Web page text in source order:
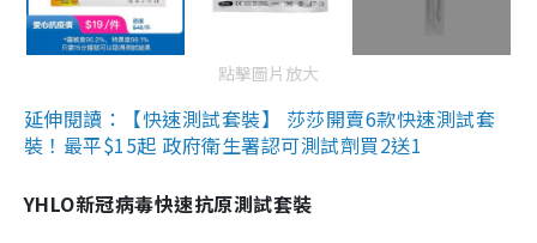
點擊圖片放大
延伸閱讀：【快速測試套裝】 莎莎開賣6款快速測試套
裝！最平$15起 政府衛生署認可測試劑買2送1
YHLO新冠病毒快速抗原測試套裝